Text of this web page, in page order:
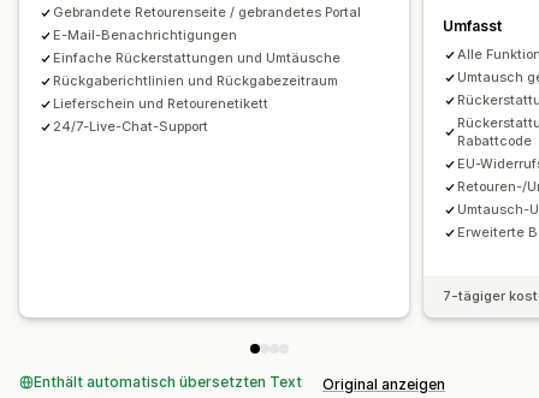
Benutzerdefiniertes Branding
Verwaltung von Rückerstattungen
Lagerbestands-Updates Kunden-Blockierlisten Analysen
Gebrandete Retourenseite / gebrandetes Portal
E-Mail-Benachrichtigungen
Einfache Rückerstattungen und Umtäusche
Rückgaberichtlinien und Rückgabezeitraum
Lieferschein und Retourenetikett
24/7-Live-Chat-Support
Umfasst
Alle
Umtausch
Rabattcode
EU-
Retouren-/
Umtausch-
Erweiterte
7-tägiger
Enthält automatisch übersetzten Text Original anzeigen